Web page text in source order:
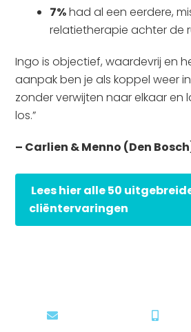
7%had al een eerdere,
relatietherapie achter de
Ingo is objectief, waardevrij en
aanpak ben je als koppel weer
zonder verwijten naar elkaar en
los.”
– Carlien & Menno (Den
Lees hier alle 50
cliëntervaringen